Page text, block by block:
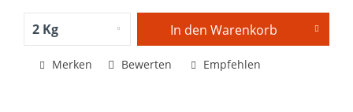
In den Warenkorb
Merken Bewerten Empfehlen